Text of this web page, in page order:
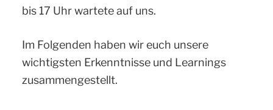
bis 17 Uhr wartete auf uns.
Im Folgenden haben wir euch unsere
wichtigsten Erkenntnisse und Learnings
zusammengestellt.